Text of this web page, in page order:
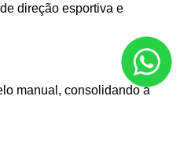
direção esportiva e
manual, consolidando a